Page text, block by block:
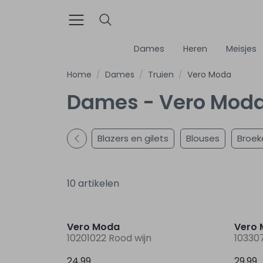
Dames Heren Meisjes
Home Dames Truien Vero Moda
Dames - Vero
Blazers en gilets Blouses
10 artikelen
Vero Moda
10201022 Rood wijn
Vero